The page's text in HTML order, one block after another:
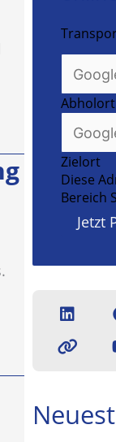
Abholort
Zielort
Diese
Bereich
Jetzt